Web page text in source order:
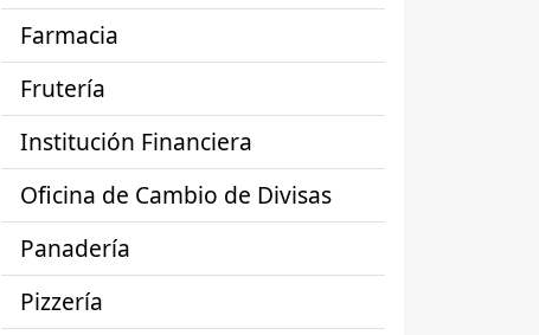
Farmacia
Frutería
Institución Financiera
Oficina de Cambio de Divisas
Panadería
Pizzería